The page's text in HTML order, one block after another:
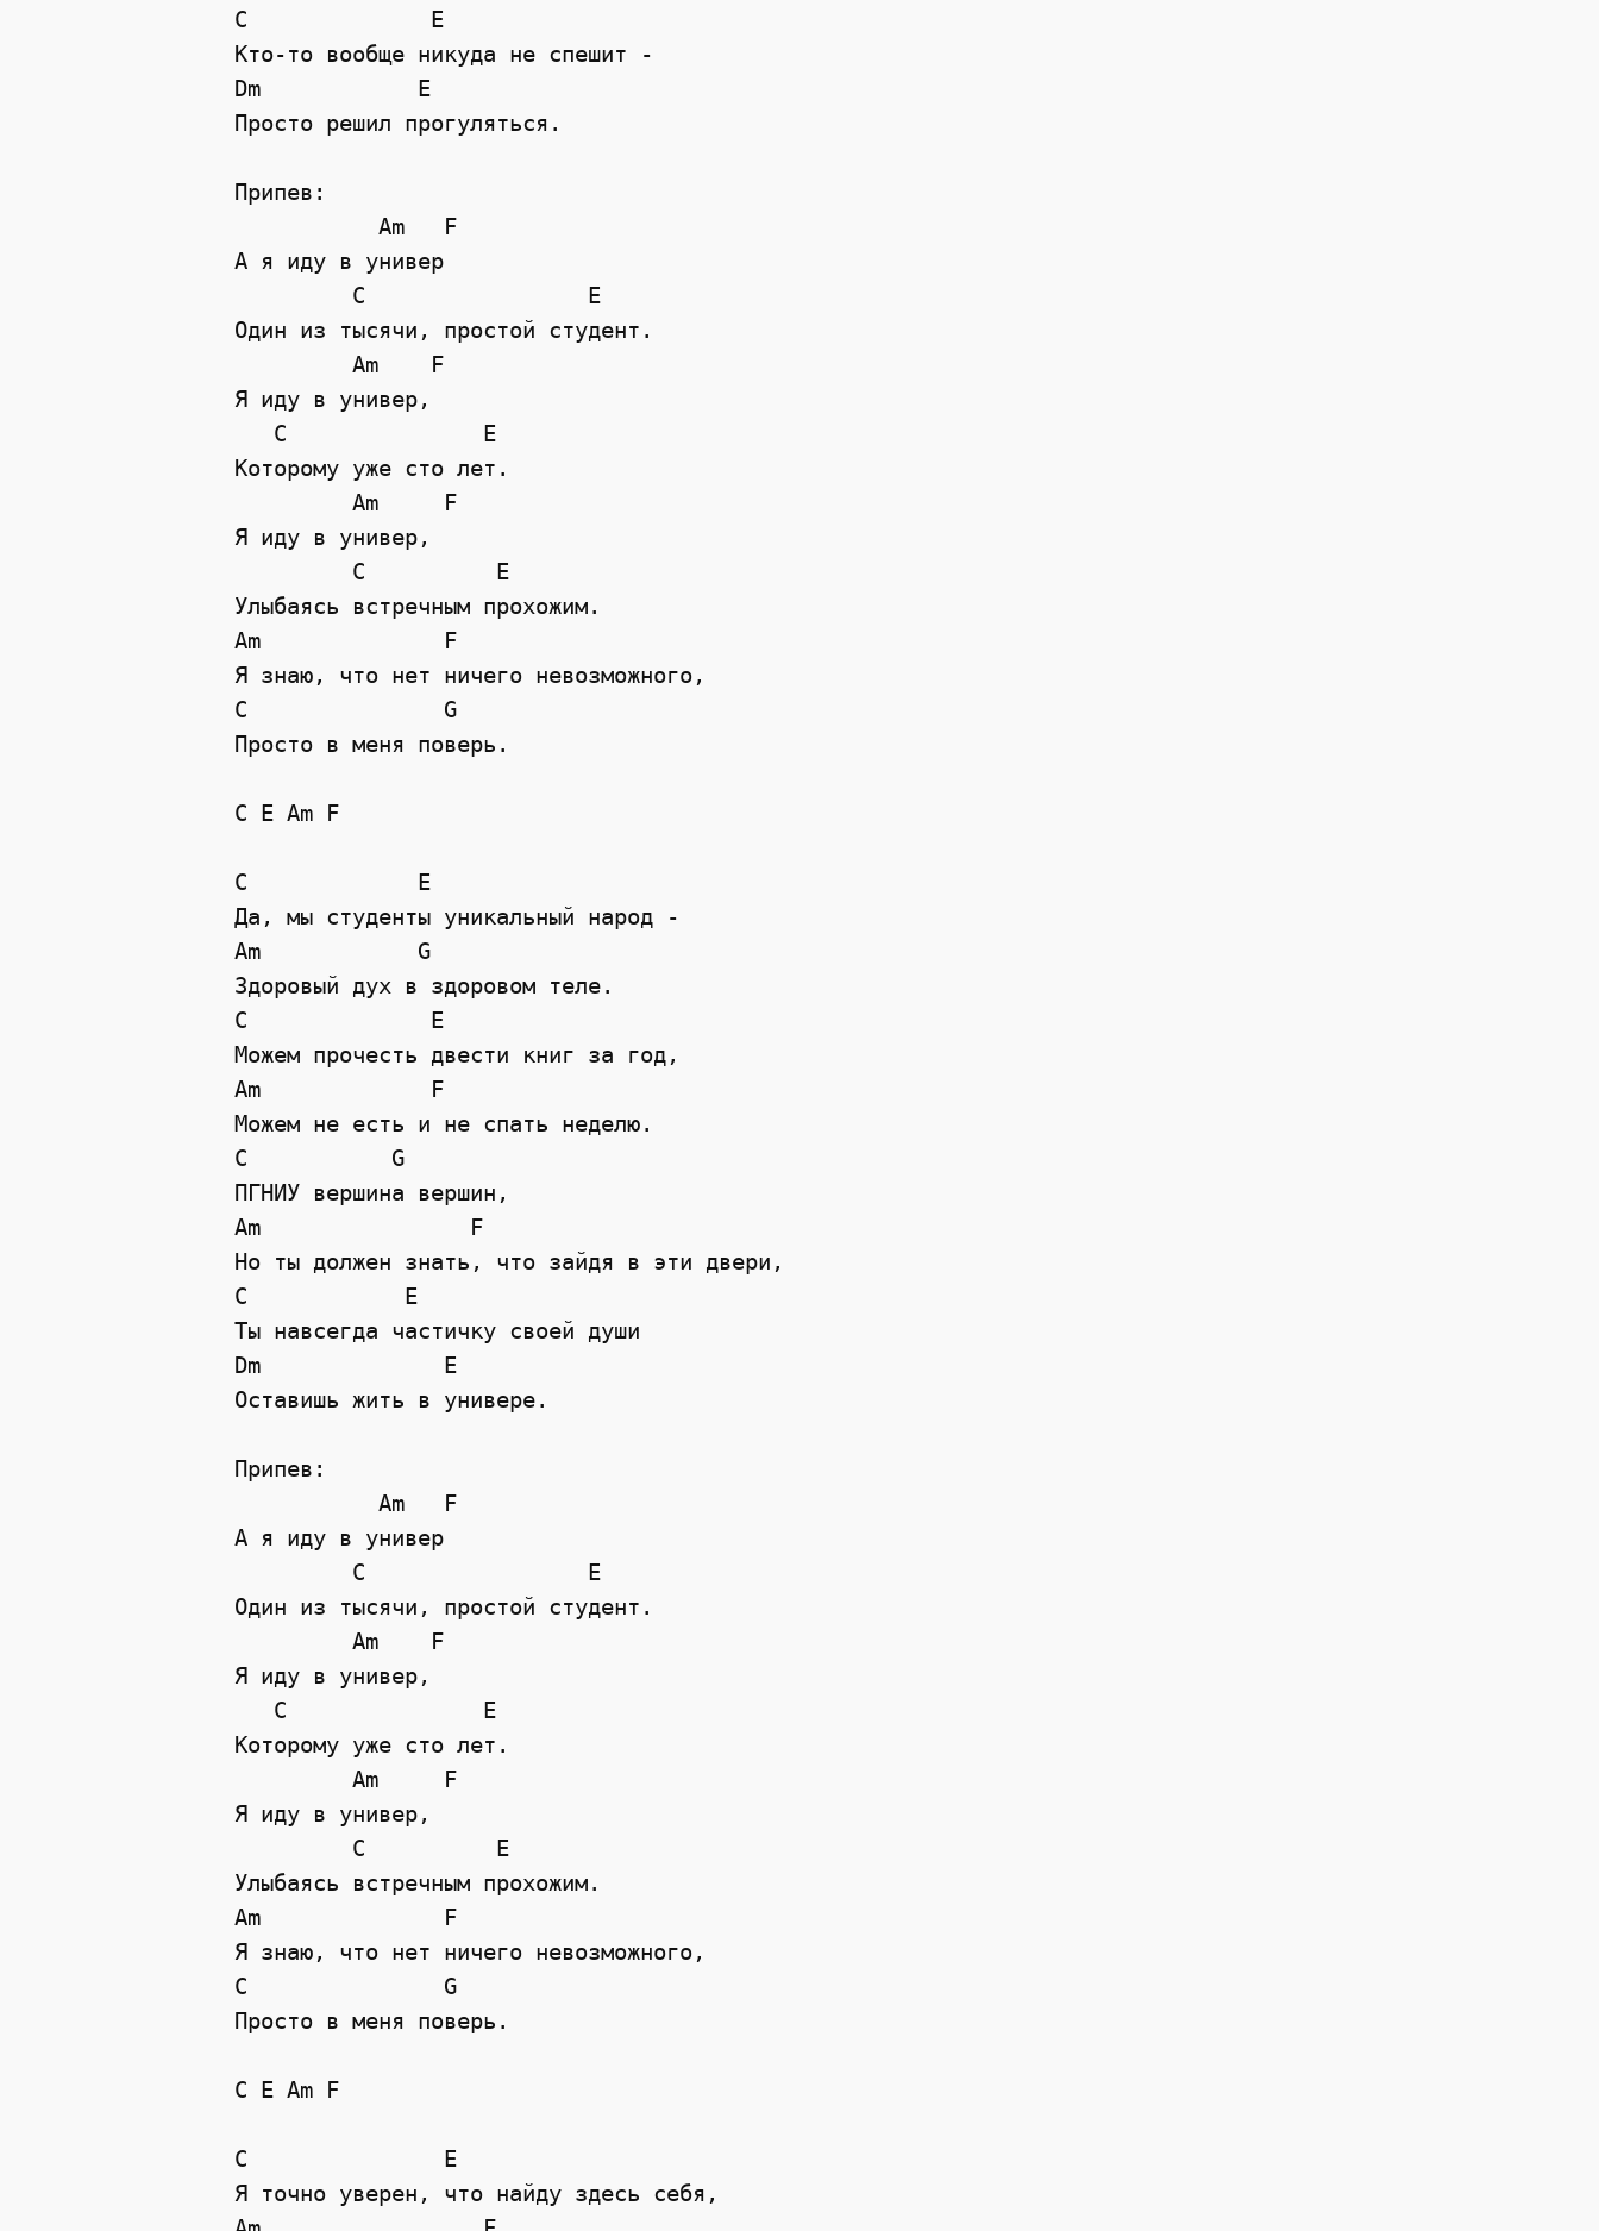
C              E
Кто-то вообще никуда не спешит -
Dm            E
Просто решил прогуляться.
Припев:
           Am   F
А я иду в универ
         C                 E
Один из тысячи, простой студент.
         Am    F
Я иду в универ,
   C               E
Которому уже сто лет.
         Am     F
Я иду в универ,
         C          E
Улыбаясь встречным прохожим.
Am              F
Я знаю, что нет ничего невозможного,
C               G
Просто в меня поверь.
C E Am F
C             E
Да, мы студенты уникальный народ -
Am            G
Здоровый дух в здоровом теле.
C              E
Можем прочесть двести книг за год,
Am             F
Можем не есть и не спать неделю.
C           G
ПГНИУ вершина вершин,
Am                F
Но ты должен знать, что зайдя в эти двери,
C            E
Ты навсегда частичку своей души
Dm              E
Оставишь жить в универе.
Припев:
           Am   F
А я иду в универ
         C                 E
Один из тысячи, простой студент.
         Am    F
Я иду в универ,
   C               E
Которому уже сто лет.
         Am     F
Я иду в универ,
         C          E
Улыбаясь встречным прохожим.
Am              F
Я знаю, что нет ничего невозможного,
C               G
Просто в меня поверь.
C E Am F
C               E
Я точно уверен, что найду здесь себя,